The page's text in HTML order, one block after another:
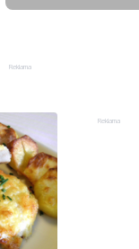
Reklama
Reklama